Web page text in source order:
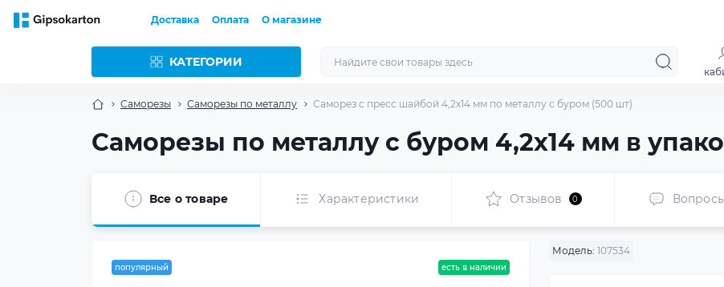
Доставка Оплата О магазине
КАТЕГОРИИ
Саморезы Саморезы по металлу Саморез с пресс шайбой 4,2x14 мм по металлу с буром (500 шт)
Саморезы по металлу с буром 4,2x14 мм в
Все о товаре Характеристики Отзывов 0
популярный есть в наличии
Модель: 107534